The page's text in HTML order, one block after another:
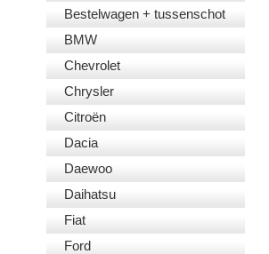
Bestelwagen + tussenschot
BMW
Chevrolet
Chrysler
Citroën
Dacia
Daewoo
Daihatsu
Fiat
Ford